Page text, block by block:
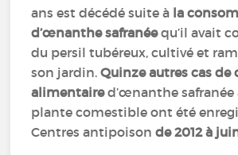
ans est décédé suite à la
d’œnanthe safranéequ’il avait
du persil tubéreux, cultivé et
son jardin.Quinze autres cas de
alimentaired’œnanthe safranée
plante comestible ont été
Centres antipoisonde 2012 à